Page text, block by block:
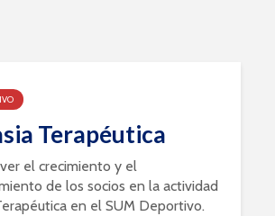
Terapéutica
el crecimiento y el
de los socios en la actividad
en el SUM Deportivo.